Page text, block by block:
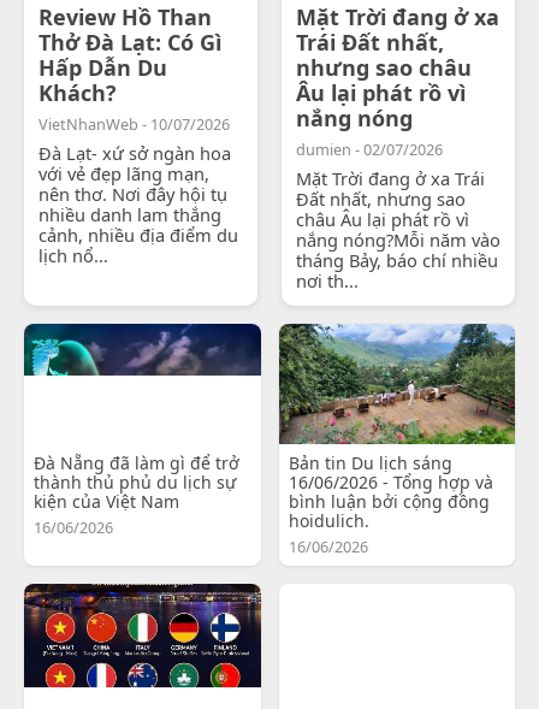
Review Hồ Than
Thở Đà Lạt: Có Gì
Hấp Dẫn Du
Khách?
VietNhanWeb - 10/07/2026
Đà Lạt- xứ sở ngàn hoa
với vẻ đẹp lãng mạn,
nên thơ. Nơi đây hội tụ
nhiều danh lam thắng
cảnh, nhiều địa điểm du
lịch nổ...
Mặt Trời đang ở xa
Trái Đất nhất,
nhưng sao châu
Âu lại phát rồ vì
nắng nóng
dumien - 02/07/2026
Mặt Trời đang ở xa Trái
Đất nhất, nhưng sao
châu Âu lại phát rồ vì
nắng nóng?Mỗi năm vào
tháng Bảy, báo chí nhiều
nơi th...
Đà Nẵng đã làm gì để trở
thành thủ phủ du lịch sự
kiện của Việt Nam
16/06/2026
Bản tin Du lịch sáng
16/06/2026 - Tổng hợp và
bình luận bởi cộng đồng
hoidulich.
16/06/2026